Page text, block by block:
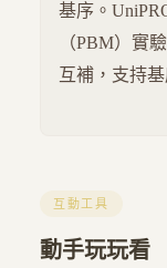
基序。
（PBM）實
互補，支持
互動工具
動手玩玩看